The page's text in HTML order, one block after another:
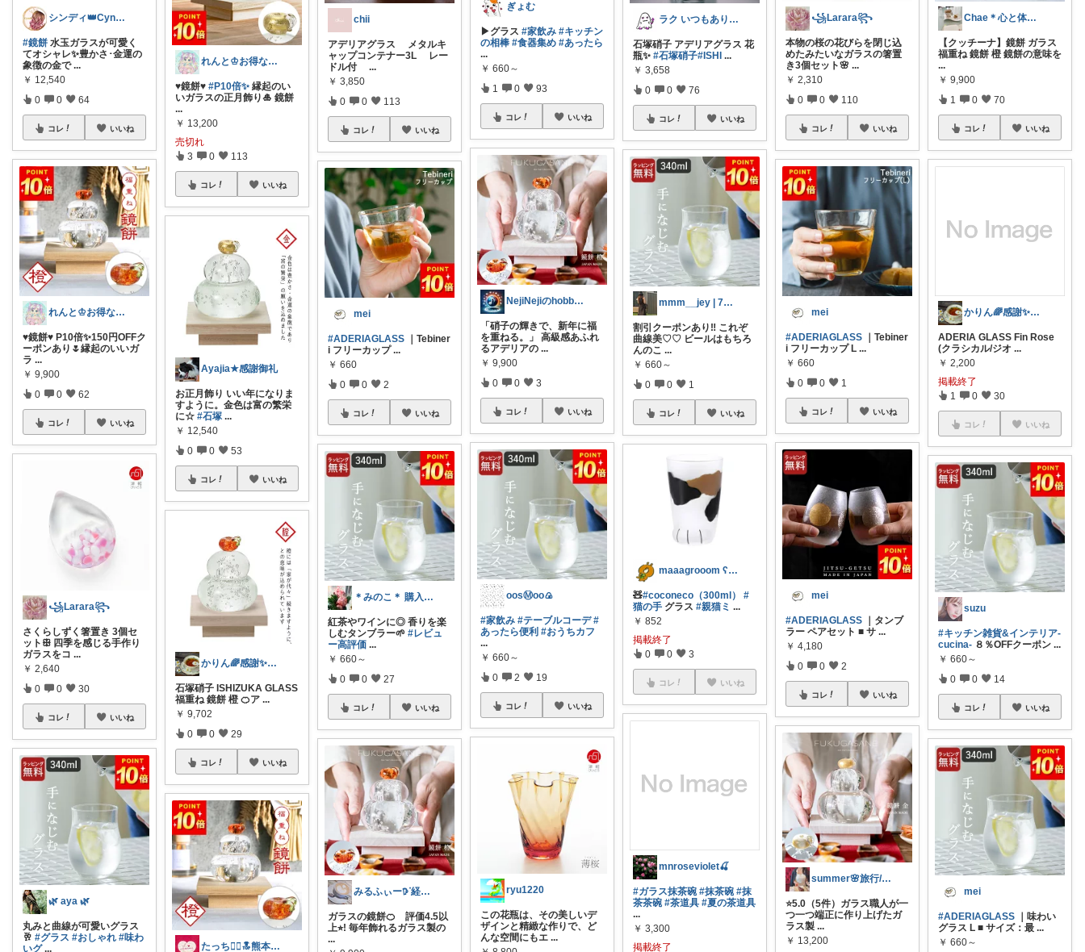
シンディ👑Cyndi👑
#鏡餅 水玉ガラスが可愛く
てオシャレ✨豊かさ･金運の
象徴の金で ...
￥ 12,540
0 0 64
コレ いいね
れんと♔お得なもの＆可愛いもの集め💙
♥鏡餅♥ P10倍✨150円OFFク
ーポンあり🌷縁起のいいガ
ラ ...
￥ 9,900
0 0 62
コレ いいね
꧁Larara꧂
さくらしずく箸置き 3個セ
ットꕥ 四季を感じる手作り
ガラスをコ ...
￥ 2,640
0 0 30
コレ いいね
🌿 aya 🌿
丸みと曲線が可愛いグラス
🥂 #グラス #おしゃれ #味わ
いグ ...
れんと♔お得なもの＆可愛いもの集め💙
♥鏡餅♥#P10倍✨ 縁起のい
いガラスの正月飾り🎍 鏡餅
...
￥ 13,200
売切れ
3 0 113
コレ いいね
Ayajia★感謝御礼
お正月飾り いい年になりま
すように。金色は富の繁栄
に☆#石塚 ...
￥ 12,540
0 0 53
コレ いいね
かりん🌈感謝✨よろしくね😘
石塚硝子 ISHIZUKA GLASS
福重ね 鏡餅 橙 🍊ア ...
￥ 9,702
0 0 29
コレ いいね
たっち🙇‍♀️🔝熊本Rｸﾗｯﾁ募金
chii ‪
アデリアグラス メタルキ
ャップコンテナー3L レー
ドル付
...
￥ 3,850
0 0 113
コレ いいね
mei
#ADERIAGLASS ｜Tebiner
i フリーカップ...
￥ 660
0 0 2
コレ いいね
＊みのこ＊ 購入ありがとうございます☺️
紅茶やワインに◎ 香りを楽
しむタンブラー🌱#レビュ
ー高評価 ...
￥ 660～
0 0 27
コレ いいね
みるふぃー𖠚ᐝ経由購入&いいね感謝🕊
ガラスの鏡餅🍊 評価4.5以
上⭐︎! 毎年飾れるガラス製の
...
ぎょむ
▶︎グラス#家飲み #キッチン
の相棒 #食器集め #あったら
...
￥ 660～
1 0 93
コレ いいね
NejiNejiのhobbyGadget
「硝子の輝きで、新年に福
を重ねる。」 高級感あふれ
るアデリアの ...
￥ 9,900
0 0 3
コレ いいね
oosⓂ︎oo🍙
#家飲み #テーブルコーデ #
あったら便利 #おうちカフ
...
￥ 660～
0 2 19
コレ いいね
ryu1220
この花瓶は、その美しいデ
ザインと精緻な作りで、ど
んな空間にもエ ...
ラク いつもありがとうございますっ😍✨
石塚硝子 アデリアグラス 花
瓶✨#石塚硝子#ISHI ...
￥ 3,658
0 0 76
コレ いいね
mmm__jey | 7歳差兄弟ママ☺︎
割引クーポンあり‼️ これぞ
曲線美♡♡ ビールはもちろ
んのこ ...
￥ 660～
0 0 1
コレ いいね
maaagrooom ʕ•ᴥ•ʔ
🧸#coconeco（300ml）
#
猫の手 グラス#親猫ミ ...
￥ 852
掲載終了
0 0 3
コレ いいね
mnroseviolet🍒
#ガラス抹茶碗 #抹茶碗 #抹
茶茶碗 #茶道具 #夏の茶道具
...
￥ 3,300
掲載終了
꧁Larara꧂
本物の桜の花びらを閉じ込
めたみたいなガラスの箸置
き3個セット🌸 ...
￥ 2,310
0 0 110
コレ いいね
mei
#ADERIAGLASS ｜Tebiner
i フリーカップ L ...
￥ 660
0 0 1
コレ いいね
mei
#ADERIAGLASS ｜タンブ
ラー ペアセット ■ サ ...
￥ 4,180
0 0 2
コレ いいね
summer🌸旅行/ベビー/ふるさと
⭐️5.0（5件）ガラス職人が一
つ一つ端正に作り上げたガ
ラス製 ...
￥ 13,200
Chae＊心と体を健康に＊
【クッチーナ】鏡餅 ガラス
福重ね 鏡餅 橙 鏡餅の意味を
...
￥ 9,900
1 0 70
コレ いいね
かりん🌈感謝✨よろしくね😘
ADERIA GLASS Fin Rose
(クラシカル/ジオ ...
￥ 2,200
掲載終了
1 0 30
コレ いいね
suzu
#キッチン雑貨&インテリア-
cucina- ８％OFFクーポン ...
￥ 660～
0 0 14
コレ いいね
mei
#ADERIAGLASS ｜味わい
グラス L ■ サイズ：最 ...
￥ 660～